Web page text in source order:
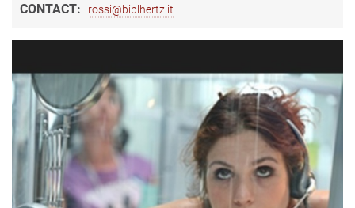
CONTACT: rossi@biblhertz.it